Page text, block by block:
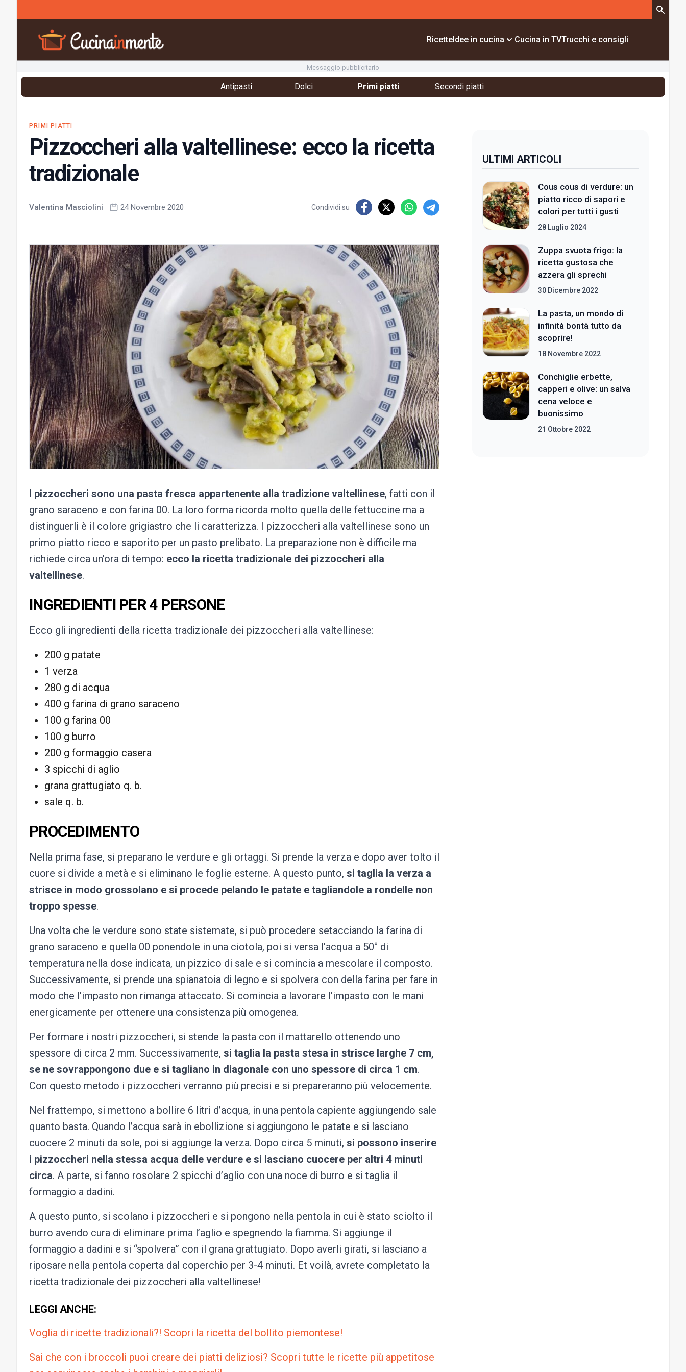
RicetteIdee in cucina Cucina in TVTrucchi e consigli
Messaggio pubblicitario
Antipasti Dolci Primi piatti Secondi piatti
PRIMI PIATTI
Pizzoccheri alla valtellinese: ecco la ricetta
tradizionale
Valentina Masciolini 24 Novembre 2020 Condividi su
I pizzoccheri sono una pasta fresca appartenente alla tradizione valtellinese, fatti con il
grano saraceno e con farina 00. La loro forma ricorda molto quella delle fettuccine ma a
distinguerli è il colore grigiastro che li caratterizza. I pizzoccheri alla valtellinese sono un
primo piatto ricco e saporito per un pasto prelibato. La preparazione non è difficile ma
richiede circa un’ora di tempo: ecco la ricetta tradizionale dei pizzoccheri alla
valtellinese.
INGREDIENTI PER 4 PERSONE
Ecco gli ingredienti della ricetta tradizionale dei pizzoccheri alla valtellinese:
200 g patate
1 verza
280 g di acqua
400 g farina di grano saraceno
100 g farina 00
100 g burro
200 g formaggio casera
3 spicchi di aglio
grana grattugiato q. b.
sale q. b.
PROCEDIMENTO
Nella prima fase, si preparano le verdure e gli ortaggi. Si prende la verza e dopo aver tolto il
cuore si divide a metà e si eliminano le foglie esterne. A questo punto, si taglia la verza a
strisce in modo grossolano e si procede pelando le patate e tagliandole a rondelle non
troppo spesse.
Una volta che le verdure sono state sistemate, si può procedere setacciando la farina di
grano saraceno e quella 00 ponendole in una ciotola, poi si versa l’acqua a 50° di
temperatura nella dose indicata, un pizzico di sale e si comincia a mescolare il composto.
Successivamente, si prende una spianatoia di legno e si spolvera con della farina per fare in
modo che l’impasto non rimanga attaccato. Si comincia a lavorare l’impasto con le mani
energicamente per ottenere una consistenza più omogenea.
Per formare i nostri pizzoccheri, si stende la pasta con il mattarello ottenendo uno
spessore di circa 2 mm. Successivamente, si taglia la pasta stesa in strisce larghe 7 cm,
se ne sovrappongono due e si tagliano in diagonale con uno spessore di circa 1 cm.
Con questo metodo i pizzoccheri verranno più precisi e si prepareranno più velocemente.
Nel frattempo, si mettono a bollire 6 litri d’acqua, in una pentola capiente aggiungendo sale
quanto basta. Quando l’acqua sarà in ebollizione si aggiungono le patate e si lasciano
cuocere 2 minuti da sole, poi si aggiunge la verza. Dopo circa 5 minuti, si possono inserire
i pizzoccheri nella stessa acqua delle verdure e si lasciano cuocere per altri 4 minuti
circa. A parte, si fanno rosolare 2 spicchi d’aglio con una noce di burro e si taglia il
formaggio a dadini.
A questo punto, si scolano i pizzoccheri e si pongono nella pentola in cui è stato sciolto il
burro avendo cura di eliminare prima l’aglio e spegnendo la fiamma. Si aggiunge il
formaggio a dadini e si “spolvera” con il grana grattugiato. Dopo averli girati, si lasciano a
riposare nella pentola coperta dal coperchio per 3-4 minuti. Et voilà, avrete completato la
ricetta tradizionale dei pizzoccheri alla valtellinese!
LEGGI ANCHE:
Voglia di ricette tradizionali?! Scopri la ricetta del bollito piemontese!
Sai che con i broccoli puoi creare dei piatti deliziosi? Scopri tutte le ricette più appetitose
ULTIMI ARTICOLI
Cous cous di verdure: un
piatto ricco di sapori e
colori per tutti i gusti
28 Luglio 2024
Zuppa svuota frigo: la
ricetta gustosa che
azzera gli sprechi
30 Dicembre 2022
La pasta, un mondo di
infinità bontà tutto da
scoprire!
18 Novembre 2022
Conchiglie erbette,
capperi e olive: un salva
cena veloce e
buonissimo
21 Ottobre 2022